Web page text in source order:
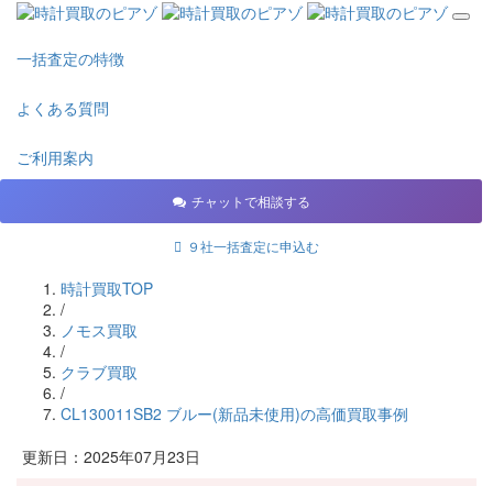
一括査定の特徴
よくある質問
ご利用案内
チャットで相談する
９社一括査定に申込む
時計買取TOP
/
ノモス買取
/
クラブ買取
/
CL130011SB2 ブルー(新品未使用)の高価買取事例
更新日：2025年07月23日